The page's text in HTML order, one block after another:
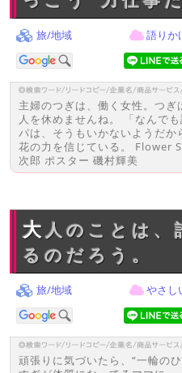
旅/地域 語りか
主婦のつぎは、働く女性。つ
人を休めませんね。 「なんで
パは、そうもいかないようだか
花の力を信じている。 Flower
次郎 ポスター 磯村輝美
大人のことは、誰が心配してくれ
るのだろう。
旅/地域 やさし
頑張りに気づいたら、“一輪の